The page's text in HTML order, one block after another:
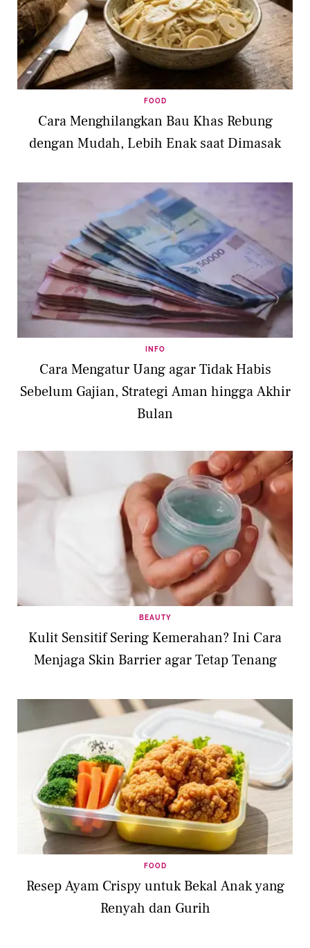
FOOD
Cara Menghilangkan Bau Khas Rebung
dengan Mudah, Lebih Enak saat Dimasak
INFO
Cara Mengatur Uang agar Tidak Habis
Sebelum Gajian, Strategi Aman hingga Akhir
Bulan
BEAUTY
Kulit Sensitif Sering Kemerahan? Ini Cara
Menjaga Skin Barrier agar Tetap Tenang
FOOD
Resep Ayam Crispy untuk Bekal Anak yang
Renyah dan Gurih